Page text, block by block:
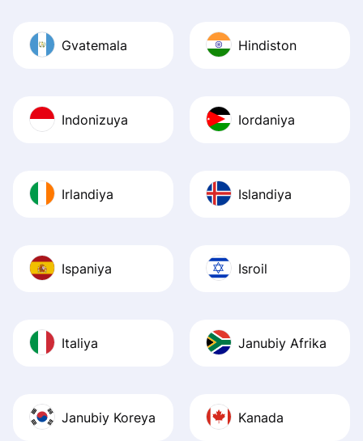
Gvatemala Hindiston
Indonizuya Iordaniya
Irlandiya Islandiya
Ispaniya Isroil
Italiya Janubiy Afrika
Janubiy Koreya Kanada